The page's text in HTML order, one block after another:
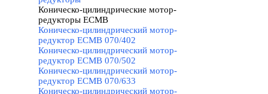
Коническо-цилиндрические мотор-
редукторы ECMB
Коническо-цилиндрический мотор-
редуктор ECMB 070/402
Коническо-цилиндрический мотор-
редуктор ECMB 070/502
Коническо-цилиндрический мотор-
редуктор ECMB 070/633
Коническо-цилиндрический мотор-